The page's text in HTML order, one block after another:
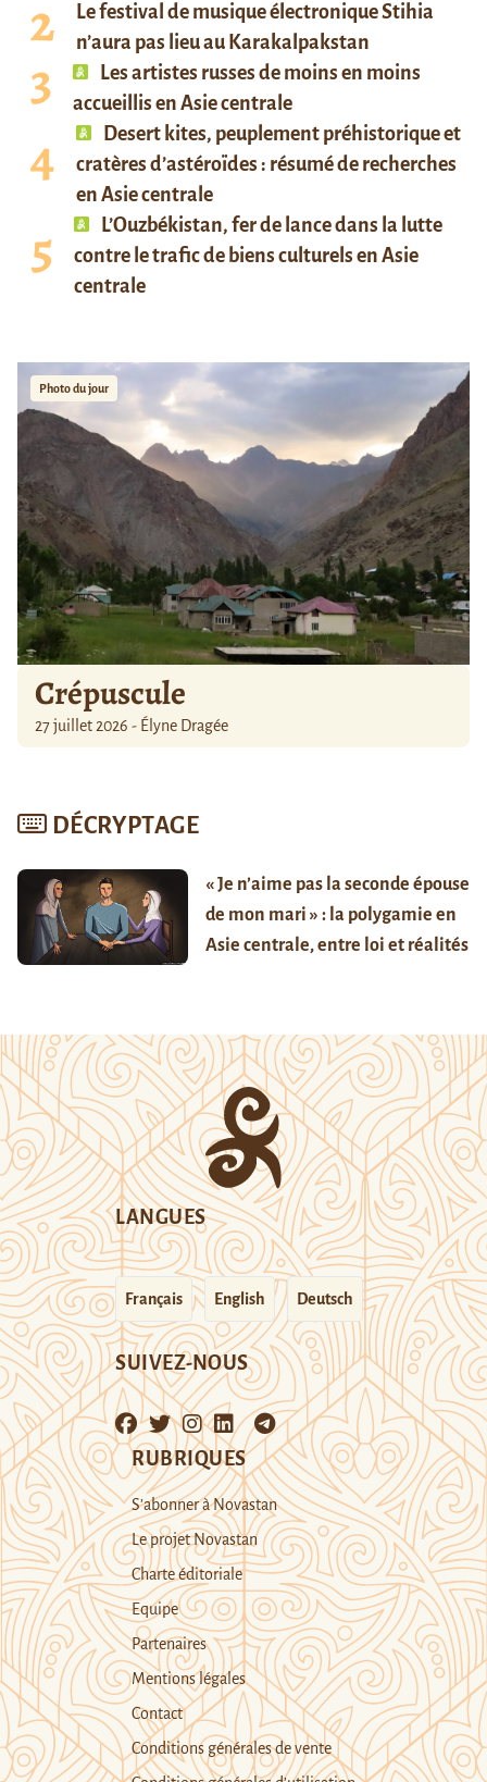
Le festival de musique électronique Stihia
n’aura pas lieu au Karakalpakstan
Les artistes russes de moins en moins
accueillis en Asie centrale
Desert kites, peuplement préhistorique et
cratères d’astéroïdes : résumé de recherches
en Asie centrale
L’Ouzbékistan, fer de lance dans la lutte
contre le trafic de biens culturels en Asie
centrale
Photo du jour
Crépuscule
27 juillet 2026 - Élyne Dragée
DÉCRYPTAGE
« Je n’aime pas la seconde épouse
de mon mari » : la polygamie en
Asie centrale, entre loi et réalités
LANGUES
Français English Deutsch
SUIVEZ-NOUS
RUBRIQUES
S’abonner à Novastan
Le projet Novastan
Charte éditoriale
Equipe
Partenaires
Mentions légales
Contact
Conditions générales de vente